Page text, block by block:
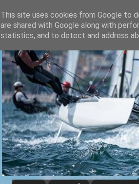
This site uses cookies from Google to
are shared with Google along with
statistics, and to detect and address